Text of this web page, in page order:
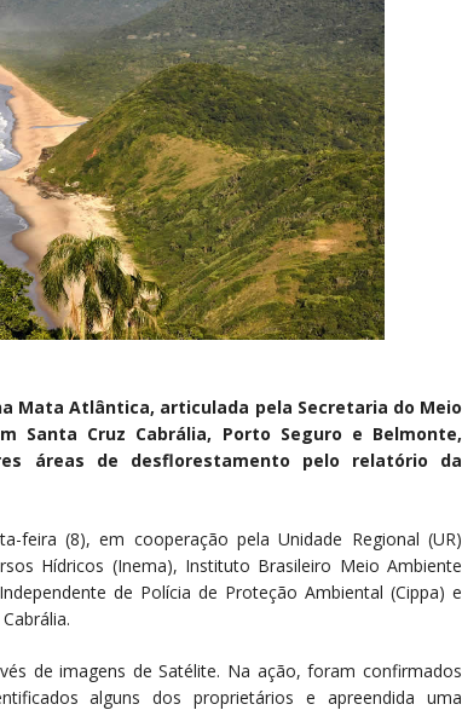
Mata Atlântica, articulada pela Secretaria do Meio
Santa Cruz Cabrália, Porto Seguro e Belmonte,
áreas de desflorestamento pelo relatório da
feira (8), em cooperação pela Unidade Regional (UR)
Hídricos (Inema), Instituto Brasileiro Meio Ambiente
de Polícia de Proteção Ambiental (Cippa) e
de imagens de Satélite. Na ação, foram confirmados
alguns dos proprietários e apreendida uma